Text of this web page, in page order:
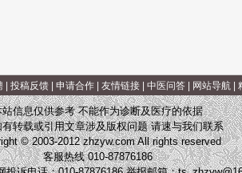
| 投稿反馈| 申请合作| 友情链接| 中医问答| 网站导航|
站信息仅供参考 不能作为诊断及医疗的依据
有转载或引用文章涉及版权问题 请速与我们联系
© 2003-2012 zhzyw.com All rights reserved
客服热线 010-87876186